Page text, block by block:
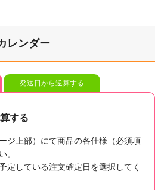
レンダー
発送日から逆算する
する
ージ上部）にて商品の各仕様（必須項
。
定している注文確定日を選択してく